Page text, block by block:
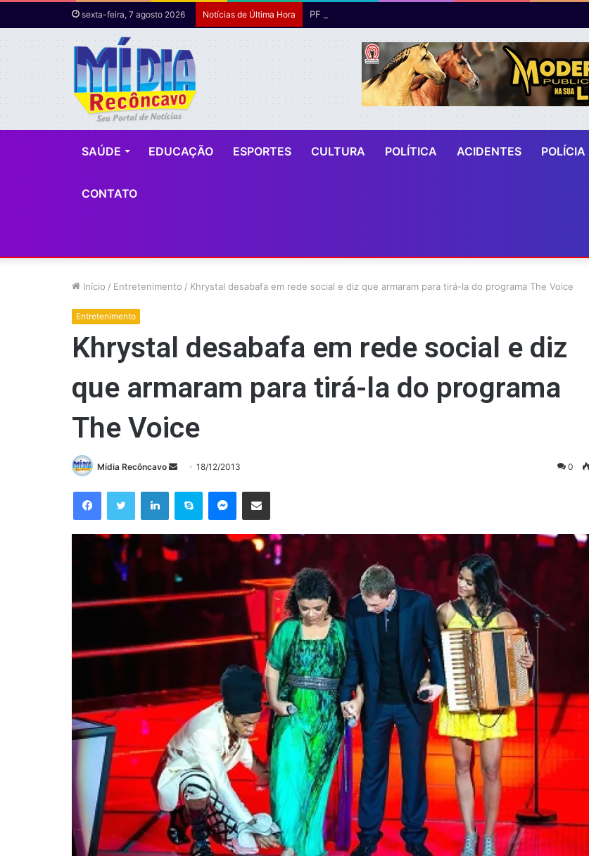
sexta-feira, 7 agosto 2026 Notícias de Última Hora
SAÚDE EDUCAÇÃO ESPORTES CULTURA POLÍTICA ACIDENTES POLÍCIA
CONTATO
Início / Entretenimento / Khrystal desabafa em rede social e diz que armaram para tirá-la do programa The Voice
Entretenimento
Khrystal desabafa em rede social e diz
que armaram para tirá-la do programa
The Voice
Mídia Recôncavo
Mande
e-
18/12/2013 0
FacebookTwitter LinkedinSkype Messenger
Compartilhar via e-mail